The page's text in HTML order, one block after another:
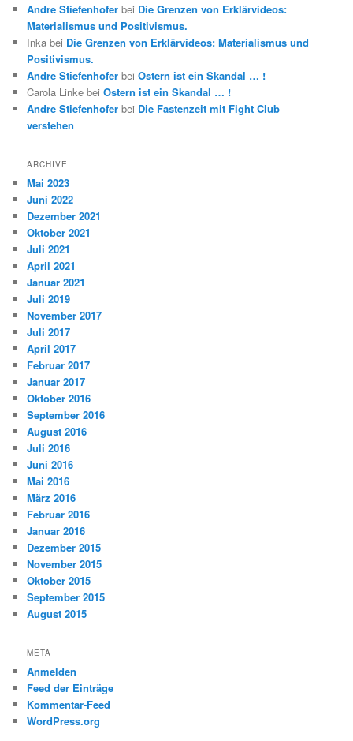
Andre Stiefenhofer bei Die Grenzen von Erklärvideos:
Materialismus und Positivismus.
Inka bei Die Grenzen von Erklärvideos: Materialismus und
Positivismus.
Andre Stiefenhofer beiOstern ist ein Skandal … !
Carola Linke beiOstern ist ein Skandal … !
Andre Stiefenhofer bei Die Fastenzeit mit Fight Club
verstehen
ARCHIVE
Mai 2023
Juni 2022
Dezember 2021
Oktober 2021
Juli 2021
April 2021
Januar 2021
Juli 2019
November 2017
Juli 2017
April 2017
Februar 2017
Januar 2017
Oktober 2016
September 2016
August 2016
Juli 2016
Juni 2016
Mai 2016
März 2016
Februar 2016
Januar 2016
Dezember 2015
November 2015
Oktober 2015
September 2015
August 2015
META
Anmelden
Feed der Einträge
Kommentar-Feed
WordPress.org